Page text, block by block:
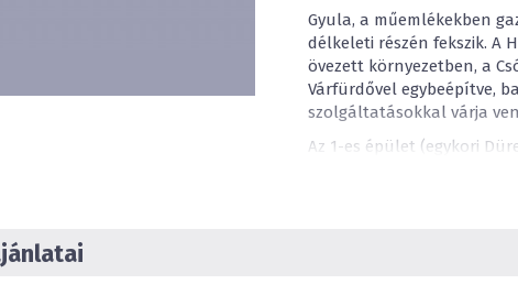
Gyula, a műemlékekben
délkeleti részén fekszik. A
övezett környezetben, a
Várfürdővel egybeépítve,
szolgáltatásokkal várja
Az 1-es épület (egykori
családi összenyitható